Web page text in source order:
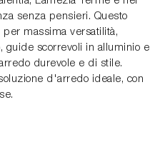
senza pensieri. Questo
massima versatilità,
guide scorrevoli in alluminio e
durevole e di stile.
d'arredo ideale, con